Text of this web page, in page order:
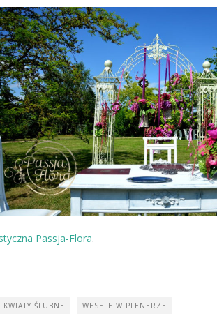
Passja-Flora.
KWIATY ŚLUBNE WESELE W PLENERZE